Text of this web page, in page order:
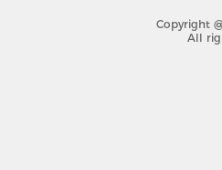
Copyright
All